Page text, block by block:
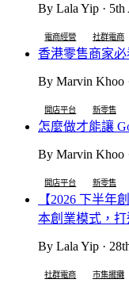
By Lala Yip · 5th
電商經營 社群電商
香港零售商家
By Marvin Khoo
開店平台 新零售
怎麼做才能讓
By Marvin Khoo
開店平台 新零售
【2026 下半年
本創業模式，
By Lala Yip ·
社群電商 市集擺攤